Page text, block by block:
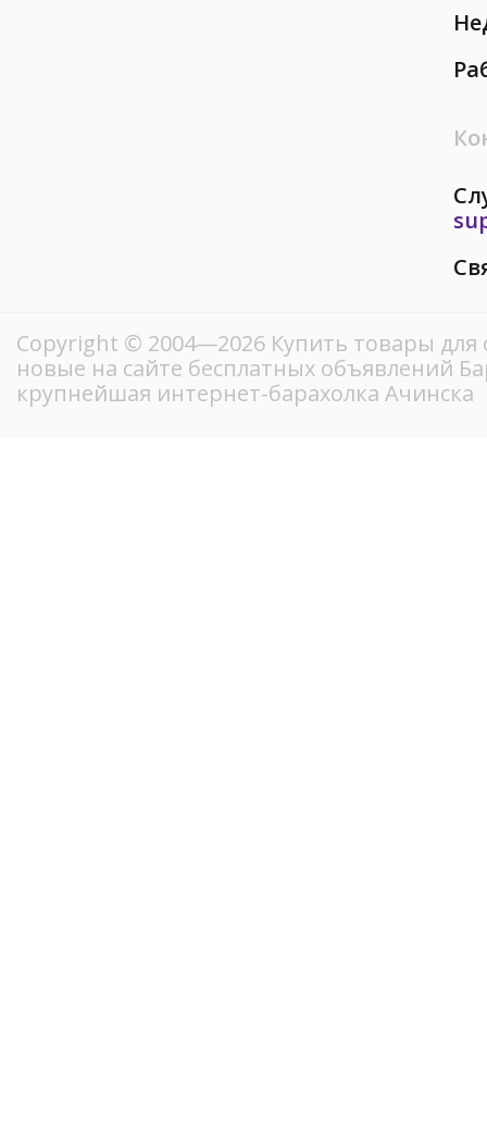
Copyright © 2004—2026 Купить товары
новые на сайте бесплатных объявлений
крупнейшая интернет-барахолка Ачинска